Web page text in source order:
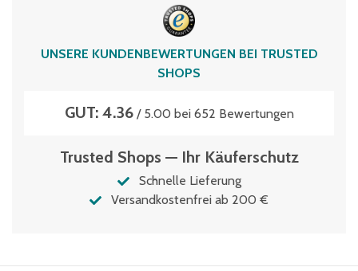
UNSERE KUNDENBEWERTUNGEN BEI TRUSTED
SHOPS
GUT: 4.36/ 5.00 bei 652 Bewertungen
Trusted Shops — Ihr Käuferschutz
Schnelle Lieferung
Versandkostenfrei ab 200 €